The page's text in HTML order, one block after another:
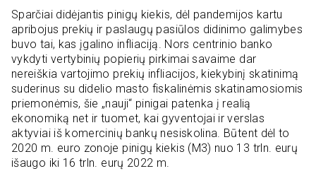
Sparčiai didėjantis pinigų kiekis, dėl pandemijos kartu
apribojus prekių ir paslaugų pasiūlos didinimo galimybes
buvo tai, kas įgalino infliaciją. Nors centrinio banko
vykdyti vertybinių popierių pirkimai savaime dar
nereiškia vartojimo prekių infliacijos, kiekybinį skatinimą
suderinus su didelio masto fiskalinėmis skatinamosiomis
priemonėmis, šie „nauji“ pinigai patenka į realią
ekonomiką net ir tuomet, kai gyventojai ir verslas
aktyviai iš komercinių bankų nesiskolina. Būtent dėl to
2020 m. euro zonoje pinigų kiekis (M3) nuo 13 trln. eurų
išaugo iki 16 trln. eurų 2022 m.